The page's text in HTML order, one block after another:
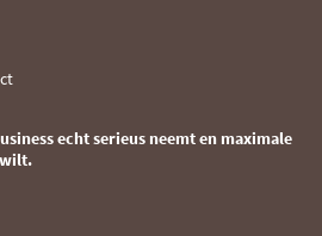
echt serieus neemt en maximale